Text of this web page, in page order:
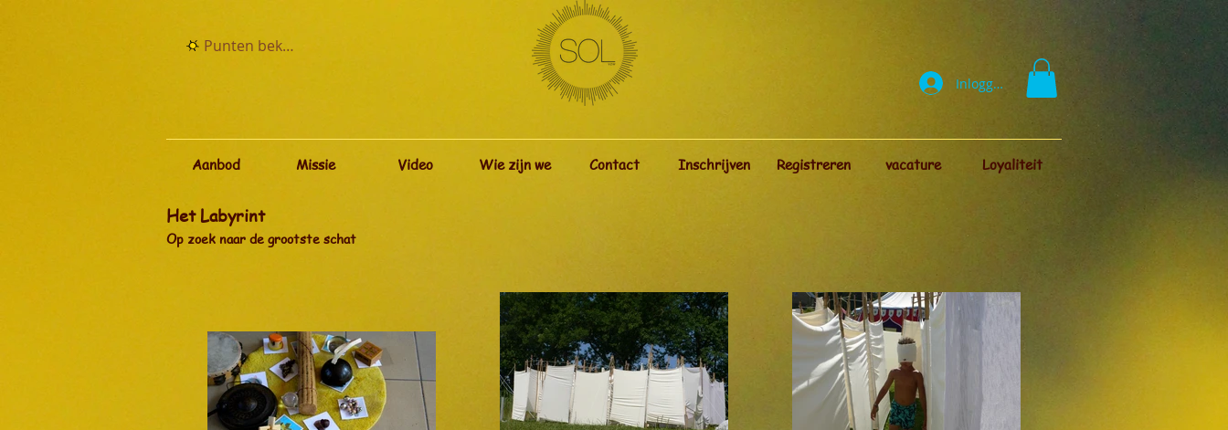
Punten bekijken
Inloggen
Aanbod Missie Video Wie zijn we Contact Inschrijven Registreren vacature Loyaliteit
Het Labyrint
Op zoek naar de grootste schat